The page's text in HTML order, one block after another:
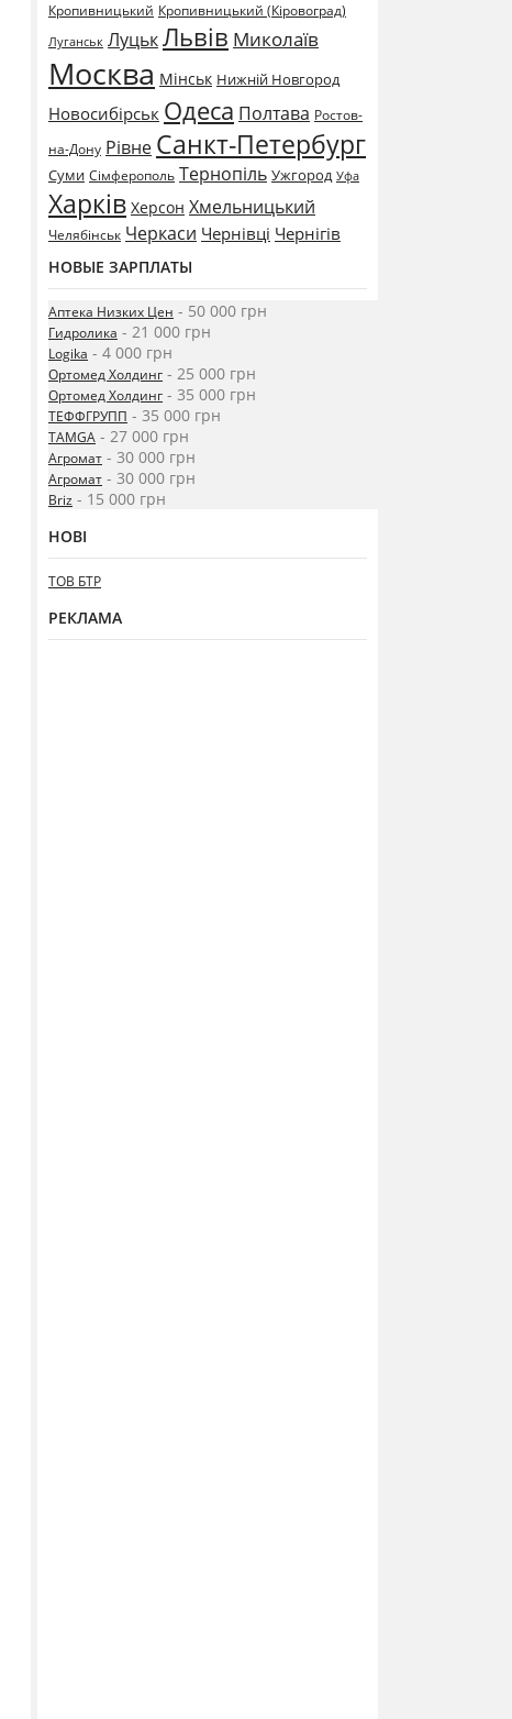
Кропивницький Кропивницький (Кіровоград)
Луганськ ЛуцькЛьвів Миколаїв
Москва Мінськ Нижній Новгород
Новосибірськ Одеса Полтава Ростов-
на-Дону Рівне Санкт-Петербург
Суми Сімферополь Тернопіль Ужгород Уфа
Харків Херсон Хмельницький
Челябінськ Черкаси Чернівці Чернігів
НОВЫЕ ЗАРПЛАТЫ
Аптека Низких Цен - 50 000 грн
Гидролика - 21 000 грн
Logika - 4 000 грн
Ортомед Холдинг - 25 000 грн
Ортомед Холдинг - 35 000 грн
ТЕФФГРУПП - 35 000 грн
TAMGA - 27 000 грн
Агромат - 30 000 грн
Агромат - 30 000 грн
Briz - 15 000 грн
НОВІ
ТОВ БТР
РЕКЛАМА